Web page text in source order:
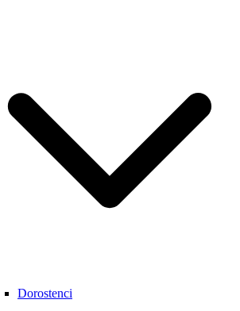
Dorostenci